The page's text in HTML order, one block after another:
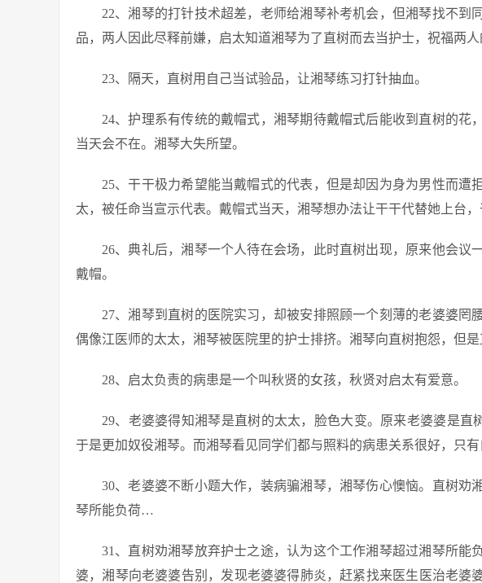
22、湘琴的打针技术超差，老师给湘琴补考机会，但湘琴找不到
品，两人因此尽释前嫌，启太知道湘琴为了直树而去当护士，祝福两人
23、隔天，直树用自己当试验品，让湘琴练习打针抽血。
24、护理系有传统的戴帽式，湘琴期待戴帽式后能收到直树的花
当天会不在。湘琴大失所望。
25、干干极力希望能当戴帽式的代表，但是却因为身为男性而遭
太，被任命当宣示代表。戴帽式当天，湘琴想办法让干干代替她上台，
26、典礼后，湘琴一个人待在会场，此时直树出现，原来他会议
戴帽。
27、湘琴到直树的医院实习，却被安排照顾一个刻薄的老婆婆罔
偶像江医师的太太，湘琴被医院里的护士排挤。湘琴向直树抱怨，但是
28、启太负责的病患是一个叫秋贤的女孩，秋贤对启太有爱意。
29、老婆婆得知湘琴是直树的太太，脸色大变。原来老婆婆是直
于是更加奴役湘琴。而湘琴看见同学们都与照料的病患关系很好，只有
30、老婆婆不断小题大作，装病骗湘琴，湘琴伤心懊恼。直树劝
琴所能负荷…
31、直树劝湘琴放弃护士之途，认为这个工作湘琴超过湘琴所能
婆，湘琴向老婆婆告别，发现老婆婆得肺炎，赶紧找来医生医治老婆